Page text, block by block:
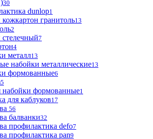
30
dunlop1
гранитоль13
2
стелечный7
4
металл13
набойки металлические13
формованные6
5
набойки формованные1
для каблуков17
56
балванки32
профилактика defo7
профилактика pan9